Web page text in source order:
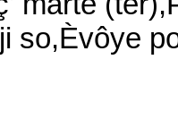
so,Èvôye